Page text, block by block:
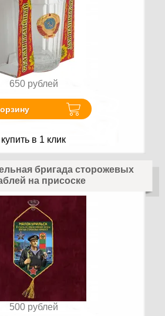
650 рублей
купить в 1 клик
бригада сторожевых
на присоске
500 рублей